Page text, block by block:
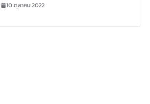
ทำระเบียบ มาตราการ และ
10 ตุลาคม 2022